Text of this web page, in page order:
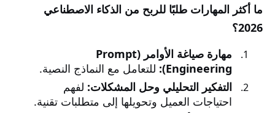
ما أكثر المهارات طلبًا للربح من الذكاء الاصطناعي
2026؟
مهارة صياغة الأوامر (Prompt
Engineering):
للتعامل مع النماذج النصية.
التفكير التحليلي وحل المشكلات: لفهم
احتياجات العميل وتحويلها إلى متطلبات تقنية.